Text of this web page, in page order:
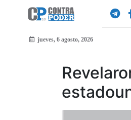
jueves, 6 agosto, 2026